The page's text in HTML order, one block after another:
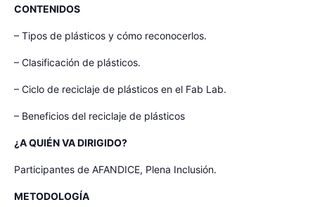
CONTENIDOS
– Tipos de plásticos y cómo reconocerlos.
– Clasificación de plásticos.
– Ciclo de reciclaje de plásticos en el Fab Lab.
– Beneficios del reciclaje de plásticos
¿A QUIÉN VA DIRIGIDO?
Participantes de AFANDICE, Plena Inclusión.
METODOLOGÍA